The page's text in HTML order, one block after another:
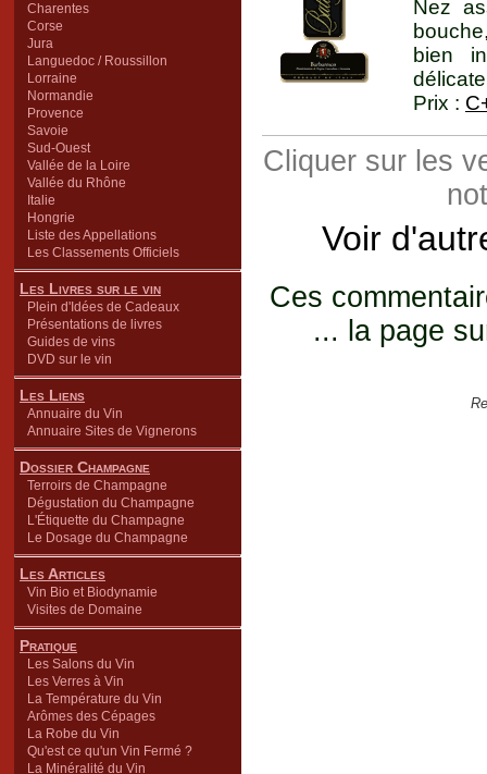
Charentes
Corse
Jura
Languedoc / Roussillon
Lorraine
Normandie
Provence
Savoie
Sud-Ouest
Vallée de la Loire
Vallée du Rhône
Italie
Hongrie
Liste des Appellations
Les Classements Officiels
Les Livres sur le vin
Plein d'Idées de Cadeaux
Présentations de livres
Guides de vins
DVD sur le vin
Les Liens
Annuaire du Vin
Annuaire Sites de Vignerons
Dossier Champagne
Terroirs de Champagne
Dégustation du Champagne
L'Étiquette du Champagne
Le Dosage du Champagne
Les Articles
Vin Bio et Biodynamie
Visites de Domaine
Pratique
Les Salons du Vin
Les Verres à Vin
La Température du Vin
Arômes des Cépages
La Robe du Vin
Qu'est ce qu'un Vin Fermé ?
La Minéralité du Vin
Nez
bien
Prix :
Cliquer sur les
Voir
Ces
... la page